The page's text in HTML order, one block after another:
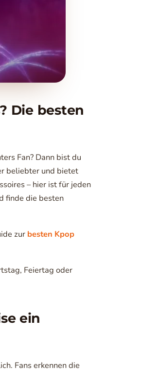
Die besten
Fan? Dann bist du
beliebter und bietet
– hier ist für jeden
finde die besten
zur besten Kpop
Feiertag oder
ein
Fans erkennen die